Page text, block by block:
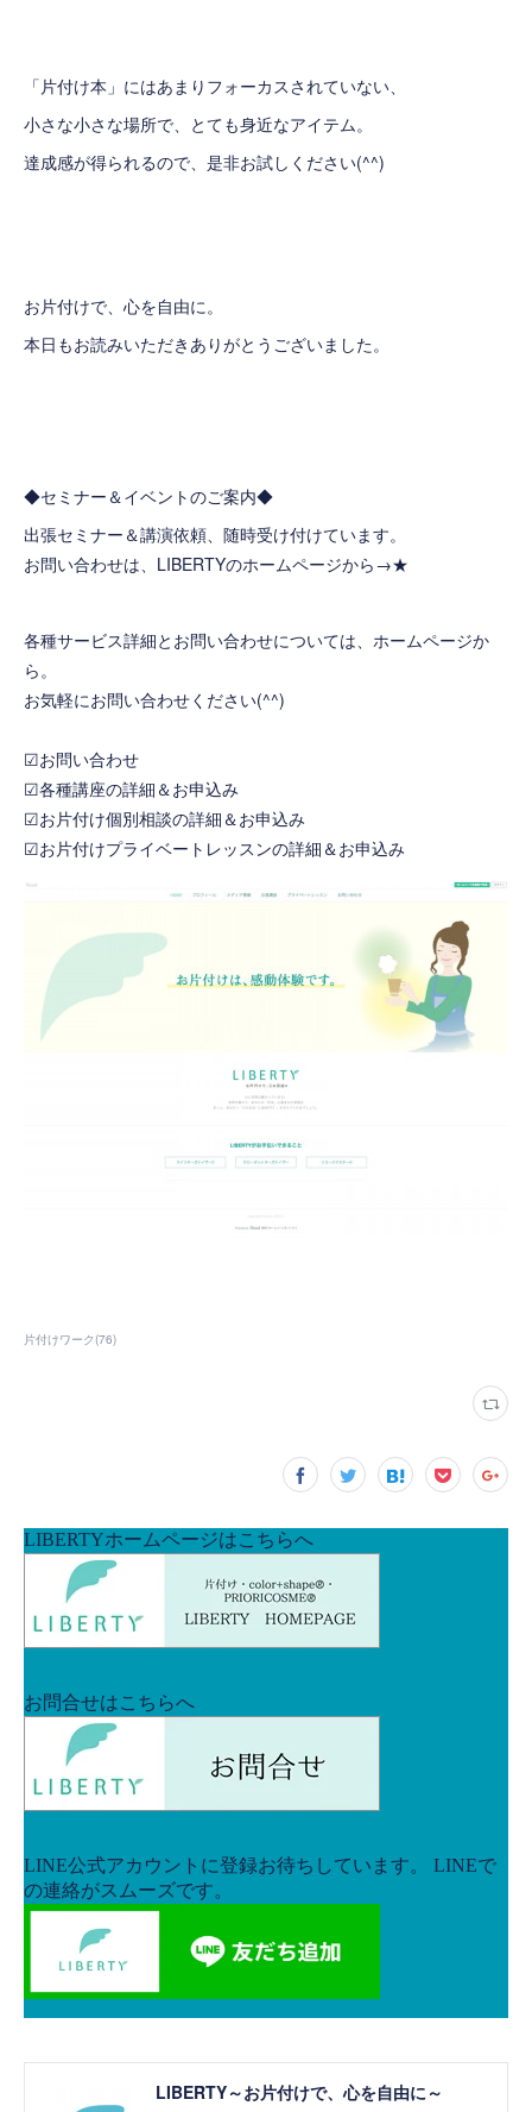
「片付け本」にはあまりフォーカスされていない、
小さな小さな場所で、とても身近なアイテム。
達成感が得られるので、是非お試しください(^^)
お片付けで、心を自由に。
本日もお読みいただきありがとうございました。
◆セミナー＆イベントのご案内◆
出張セミナー＆講演依頼、随時受け付けています。
お問い合わせは、LIBERTYのホームページから→★
各種サービス詳細とお問い合わせについては、ホームページか
ら。
お気軽にお問い合わせください(^^)
☑お問い合わせ
☑各種講座の詳細＆お申込み
☑お片付け個別相談の詳細＆お申込み
☑お片付けプライベートレッスンの詳細＆お申込み
片付けワーク(76)
LIBERTY～お片付けで、心を自由に～